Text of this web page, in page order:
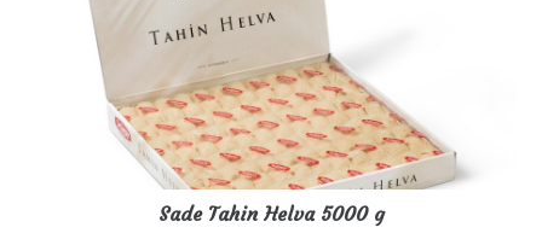
Sade Tahin Helva 5000 g